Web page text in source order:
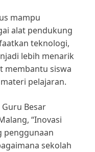
mampu
alat pendukung
teknologi,
lebih menarik
membantu siswa
pelajaran.
Besar
“Inovasi
penggunaan
sekolah